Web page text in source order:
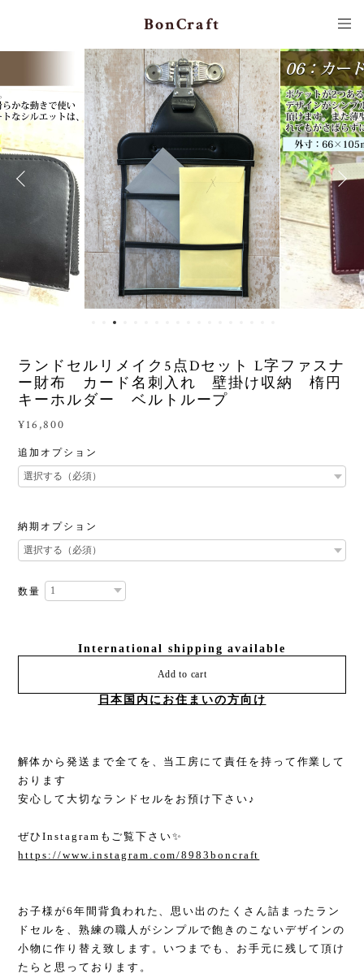
BonCraft
ランドセルリメイク5点Dセット L字ファスナ
ー財布 カード名刺入れ 壁掛け収納 楕円
キーホルダー ベルトループ
¥16,800
追加オプション
納期オプション
数量
International shipping available
Add to cart
日本国内にお住まいの方向け
解体から発送まで全てを、当工房にて責任を持って作業して
おります
安心して大切なランドセルをお預け下さい♪
ぜひInstagramもご覧下さい✨
https://www.instagram.com/8983boncraft
お子様が6年間背負われた、思い出のたくさん詰まったラン
ドセルを、熟練の職人がシンプルで飽きのこないデザインの
小物に作り替え致します。いつまでも、お手元に残して頂け
たらと思っております。